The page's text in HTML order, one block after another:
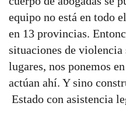
equipo no está en todo
en 13 provincias.
situaciones de violencia
lugares, nos ponemos
actúan ahí. Y sino
Estado con asistencia